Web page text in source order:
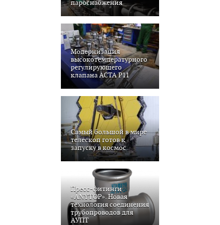
пароснабжения
Модернизация
высокотемпературного
регулирующего
клапана АСТА Р11
Самый большой в мире
телескоп готов к
запуску в космос
Пресс-фитинги
«ANYTOP». Новая
технология соединения
трубопроводов для
АУПТ